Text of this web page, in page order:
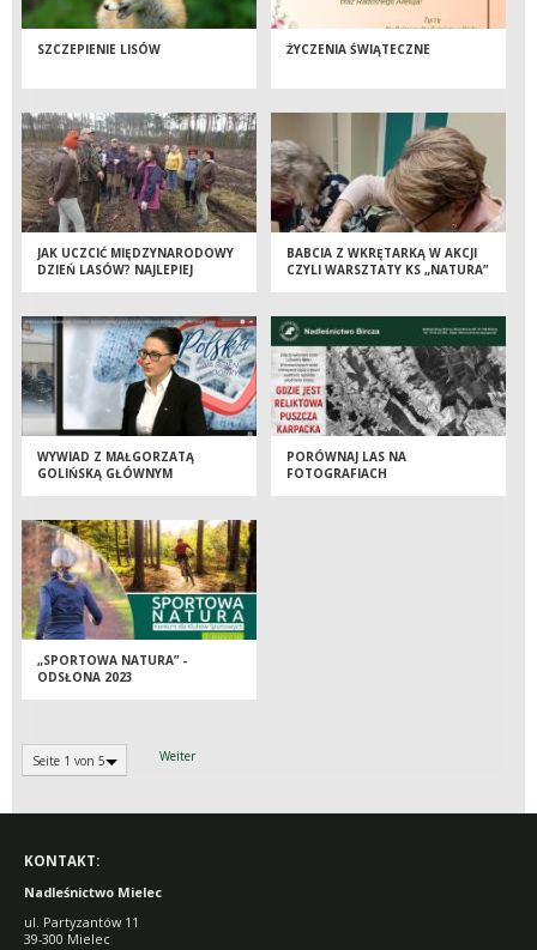
SZCZEPIENIE LISÓW ŻYCZENIA ŚWIĄTECZNE
JAK UCZCIĆ MIĘDZYNARODOWY
DZIEŃ LASÓW? NAJLEPIEJ
BABCIA Z WKRĘTARKĄ W AKCJI
CZYLI WARSZTATY KS „NATURA”
WYWIAD Z MAŁGORZATĄ
GOLIŃSKĄ GŁÓWNYM
PORÓWNAJ LAS NA
FOTOGRAFIACH
„SPORTOWA NATURA” -
ODSŁONA 2023
Seite 1 von 5 Weiter
KONTAKT:
Nadleśnictwo Mielec
ul. Partyzantów 11
39-300 Mielec